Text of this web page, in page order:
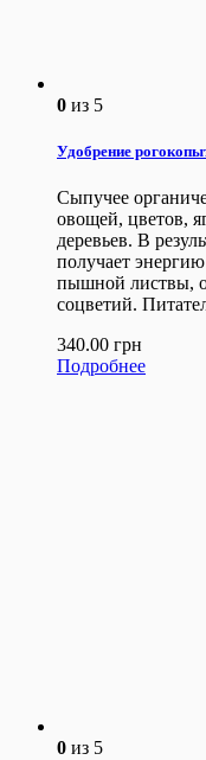
0 из 5
Удобрение
Сыпучее
овощей, цветов,
деревьев. В
получает
пышной листвы,
соцветий.
340.00 грн
Подробнее
0 из 5